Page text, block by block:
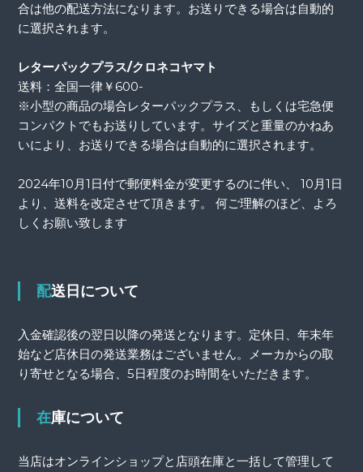
合は他の配送方法になります。お送りできる場合は自動的
に選択されます。
レターパックプラス/クロネコヤマト
送料：全国一律￥600-
※小型の商品の場合レターパックプラス、もしくは宅急便
コンパクトでもお送りしています。サイズと重量のかねあ
いにより、お送りできる場合は自動的に選択されます。
2024年10月1日付で郵便料金が変更するのに伴い、 10月1日
より、送料を改定させて頂きます。 何ご理解のほど、よろ
しくお願い致します
配送日について
入金確認後の翌日以降の発送となります。定休日、年末年
始など店休日の発送業務はございません。メーカからの取
り寄せとなる場合、5日程度のお時間をいただきます。
在庫について
当店はオンラインショップと店頭在庫と一括して管理して